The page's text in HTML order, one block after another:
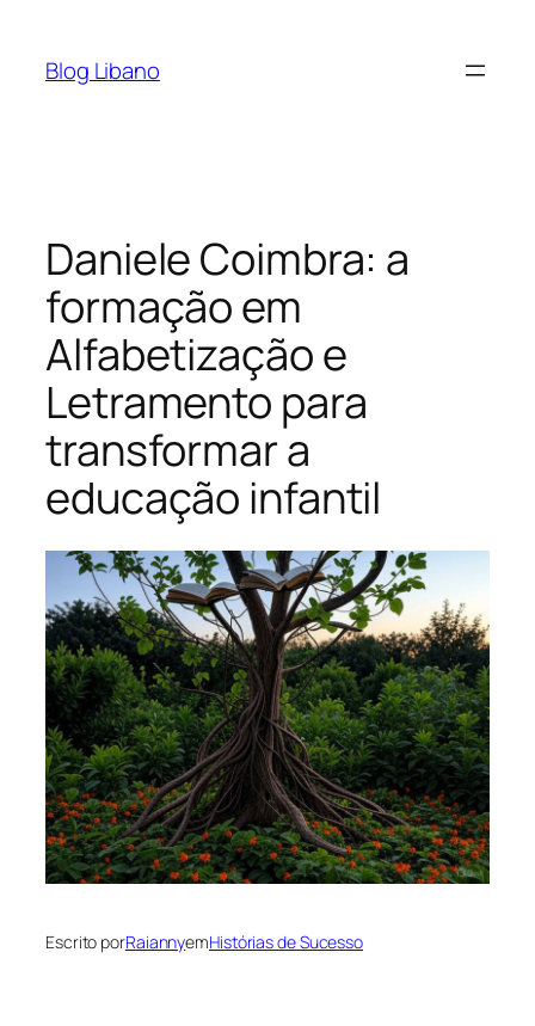
Blog Libano
Daniele Coimbra: a
formação em
Alfabetização e
Letramento para
transformar a
educação infantil
Escrito porRaiannyemHistórias de Sucesso